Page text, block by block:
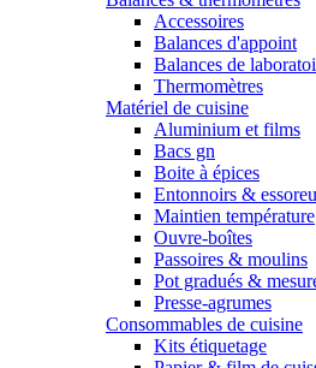
Accessoires
Balances d'appoint
Balances de
Thermomètres
Matériel de cuisine
Aluminium et films
Bacs gn
Boite à épices
Entonnoirs &
Maintien température
Ouvre-boîtes
Passoires & moulins
Pot gradués &
Presse-agrumes
Consommables de cuisine
Kits étiquetage